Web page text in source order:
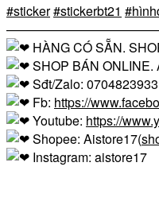
#sticker#stickerbt21
HÀNG CÓ SẴN.
SHOP BÁN ONLINE.
Sđt/Zalo: 0704823933
Fb: https://
Youtube: https://
Shopee: Aistore17(
Instagram: aistore17